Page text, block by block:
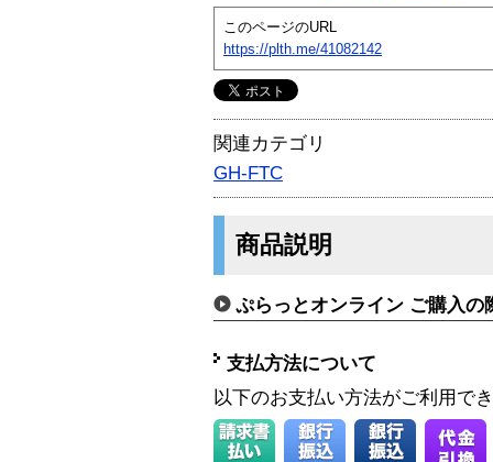
このページのURL
https://plth.me/41082142
関連カテゴリ
GH-FTC
商品説明
ぷらっとオンライン ご購入の
支払方法について
以下のお支払い方法がご利用で